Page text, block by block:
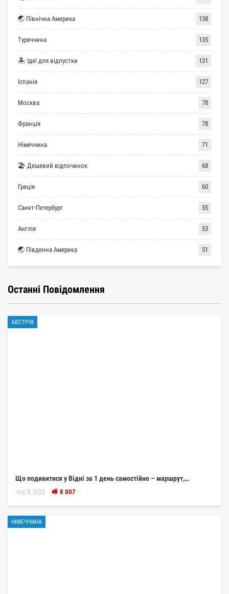
🌏 Північна Америка 138
Туреччина 135
🏝 Ідеї для відпустки 131
Іспанія 127
Москва 78
Франція 78
Німеччина 71
🏖 Дешевий відпочинок 68
Греція 60
Санкт-Петербург 55
Англія 53
🌏 Південна Америка 51
Останні Повідомлення
АВСТРІЯ
Що подивитися у Відні за 1 день самостійно – маршрут,…
Чер 8, 2022 8 007
НІМЕЧЧИНА